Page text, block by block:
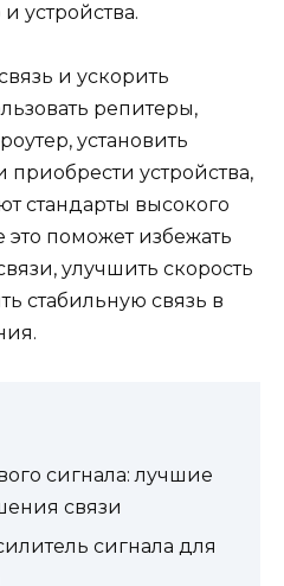
устройства.
и ускорить
репитеры,
установить
устройства,
стандарты высокого
это поможет избежать
улучшить скорость
стабильную связь в
сигнала: лучшие
связи
сигнала для